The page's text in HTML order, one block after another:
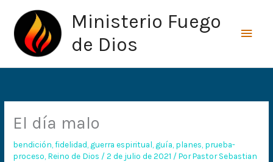
contenido
Ministerio Fuego
de Dios
El día malo
bendición ,fidelidad guerra espiritual guía planes prueba-
proceso Reino de Dios /2 de julio de 2021 / PorPastor Sebastian